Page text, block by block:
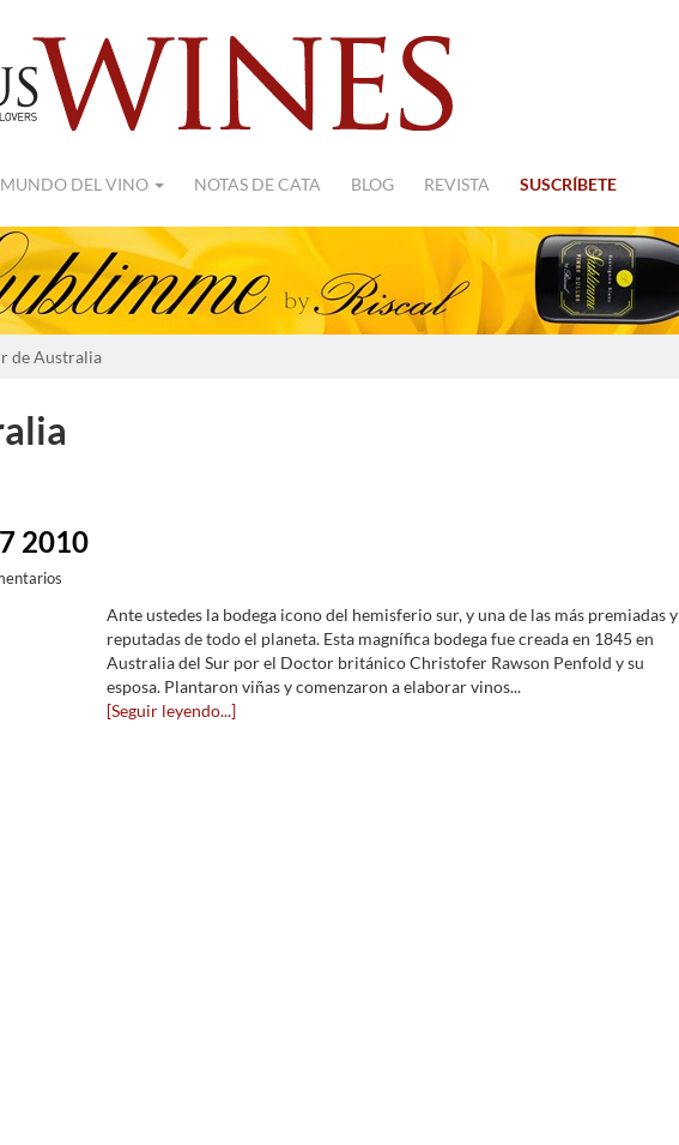
MUNDO DEL VINO NOTAS DE CATA BLOG REVISTA SUSCRÍBETE
de Australia
2010
Ante ustedes la bodega icono del hemisferio sur, y una de las más premiadas y
reputadas de todo el planeta. Esta magnífica bodega fue creada en 1845 en
Australia del Sur por el Doctor británico Christofer Rawson Penfold y su
esposa. Plantaron viñas y comenzaron a elaborar vinos...
[Seguir leyendo...]